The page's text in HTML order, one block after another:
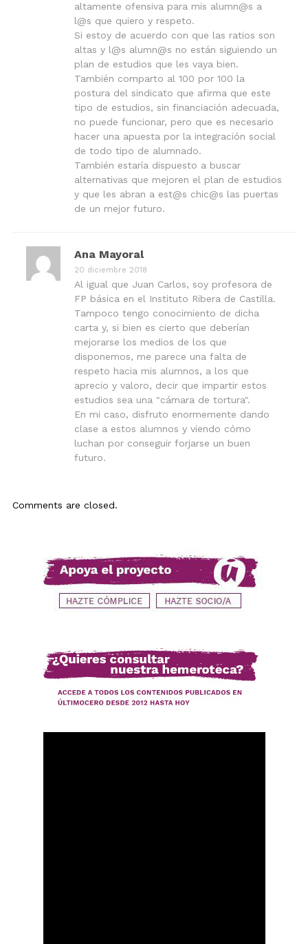
altamente ofensiva para mis alumn@s a
l@s que quiero y respeto.
Si estoy de acuerdo con que las ratios son
altas y l@s alumn@s no están siguiendo un
plan de estudios que les vaya bien.
También comparto al 100 por 100 la
postura del sindicato que afirma que este
tipo de estudios, sin financiación adecuada,
no puede funcionar, pero que es necesario
hacer una apuesta por la integración social
de todo tipo de alumnado.
También estaría dispuesto a buscar
alternativas que mejoren el plan de estudios
y que les abran a est@s chic@s las puertas
de un mejor futuro.
Ana Mayoral
20 diciembre 2018
Al igual que Juan Carlos, soy profesora de
FP básica en el Instituto Ribera de Castilla.
Tampoco tengo conocimiento de dicha
carta y, si bien es cierto que deberían
mejorarse los medios de los que
disponemos, me parece una falta de
respeto hacia mis alumnos, a los que
aprecio y valoro, decir que impartir estos
estudios sea una "cámara de tortura".
En mi caso, disfruto enormemente dando
clase a estos alumnos y viendo cómo
luchan por conseguir forjarse un buen
futuro.
Comments are closed.